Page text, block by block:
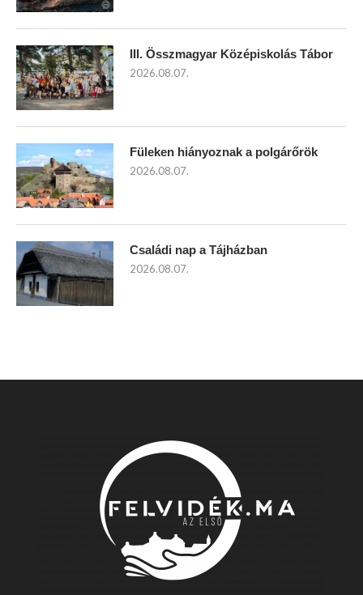
III. Összmagyar Középiskolás Tábor
2026.08.07.
Füleken hiányoznak a polgárőrök
2026.08.07.
Családi nap a Tájházban
2026.08.07.